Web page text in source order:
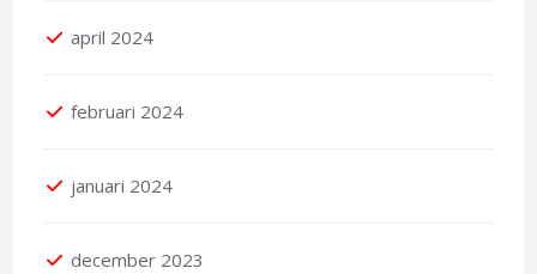
april 2024
februari 2024
januari 2024
december 2023